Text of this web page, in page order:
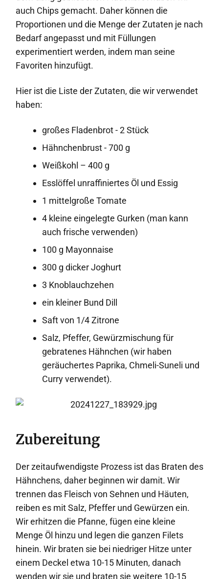
auch Chips gemacht. Daher können die
Proportionen und die Menge der Zutaten je nach
Bedarf angepasst und mit Füllungen
experimentiert werden, indem man seine
Favoriten hinzufügt.
Hier ist die Liste der Zutaten, die wir verwendet
haben:
großes Fladenbrot - 2 Stück
Hähnchenbrust - 700 g
Weißkohl – 400 g
Esslöffel unraffiniertes Öl und Essig
1 mittelgroße Tomate
4 kleine eingelegte Gurken (man kann
auch frische verwenden)
100 g Mayonnaise
300 g dicker Joghurt
3 Knoblauchzehen
ein kleiner Bund Dill
Saft von 1/4 Zitrone
Salz, Pfeffer, Gewürzmischung für
gebratenes Hähnchen (wir haben
geräuchertes Paprika, Chmeli-Suneli und
Curry verwendet).
Zubereitung
Der zeitaufwendigste Prozess ist das Braten des
Hähnchens, daher beginnen wir damit. Wir
trennen das Fleisch von Sehnen und Häuten,
reiben es mit Salz, Pfeffer und Gewürzen ein.
Wir erhitzen die Pfanne, fügen eine kleine
Menge Öl hinzu und legen die ganzen Filets
hinein. Wir braten sie bei niedriger Hitze unter
einem Deckel etwa 10-15 Minuten, danach
wenden wir sie und braten sie weitere 10-15